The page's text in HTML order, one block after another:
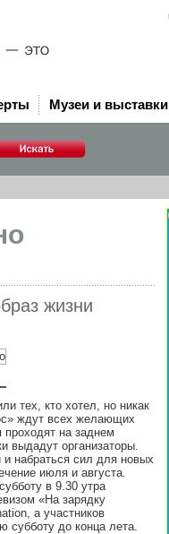
Музеи и выставки
жизни
тех, кто хотел, но никак
ждут всех желающих
проходят на заднем
выдадут организаторы.
набраться сил для новых
июля и августа.
в 9.30 утра
«На зарядку
а участников
субботу до конца лета.